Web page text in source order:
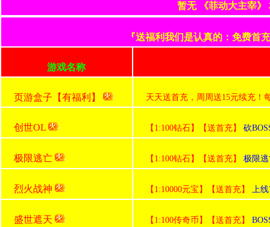
暂无 《菲动大主宰
『送福利我们是认真的：免费首
游戏名称
页游盒子【有福利】 天天送首充，周周送15元续充！
创世OL 【1:100钻石】【送首充】 砍
极限逃亡 【1:100钻石】【送首充】 极限
烈火战神 【1:10000元宝】【送首充】 上
盛世遮天 【1:100传奇币】【送首充】